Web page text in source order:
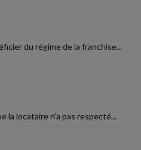
du régime de la franchise...
la locataire n'a pas respecté...